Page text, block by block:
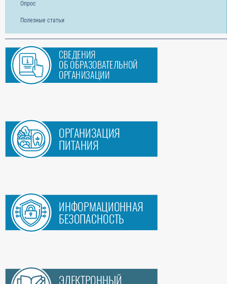
Опрос
Полезные статьи